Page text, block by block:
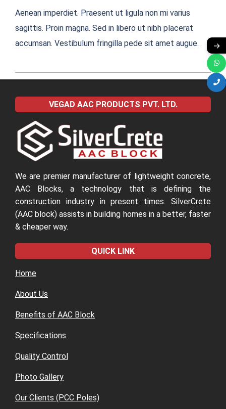
Aenean imperdiet. Praesent ut ligula non mi varius
sagittis. Proin magna. Sed in libero ut nibh placerat
accumsan. Vestibulum fringilla pede sit amet augue.
2018-
09-
05
VEGAD AAC PRODUCTS PVT. LTD.
We are premier manufacturer of lightweight concrete,
AAC Blocks, a technology that is defining the
construction industry in present times. SilverCrete
(AAC block) assists in building homes in a better, faster
& cheaper way.
QUICK LINK
Home
About Us
Benefits of AAC Block
Specifications
Quality Control
Photo Gallery
Our Clients (PCC Poles)
→